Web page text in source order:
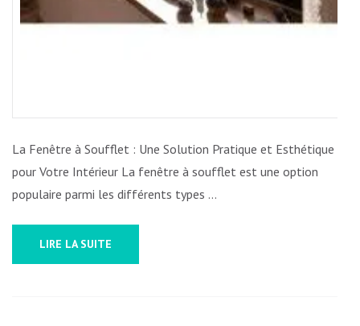
La Fenêtre à Soufflet : Une Solution Pratique et Esthétique
pour Votre Intérieur La fenêtre à soufflet est une option
populaire parmi les différents types …
LIRE LA SUITE